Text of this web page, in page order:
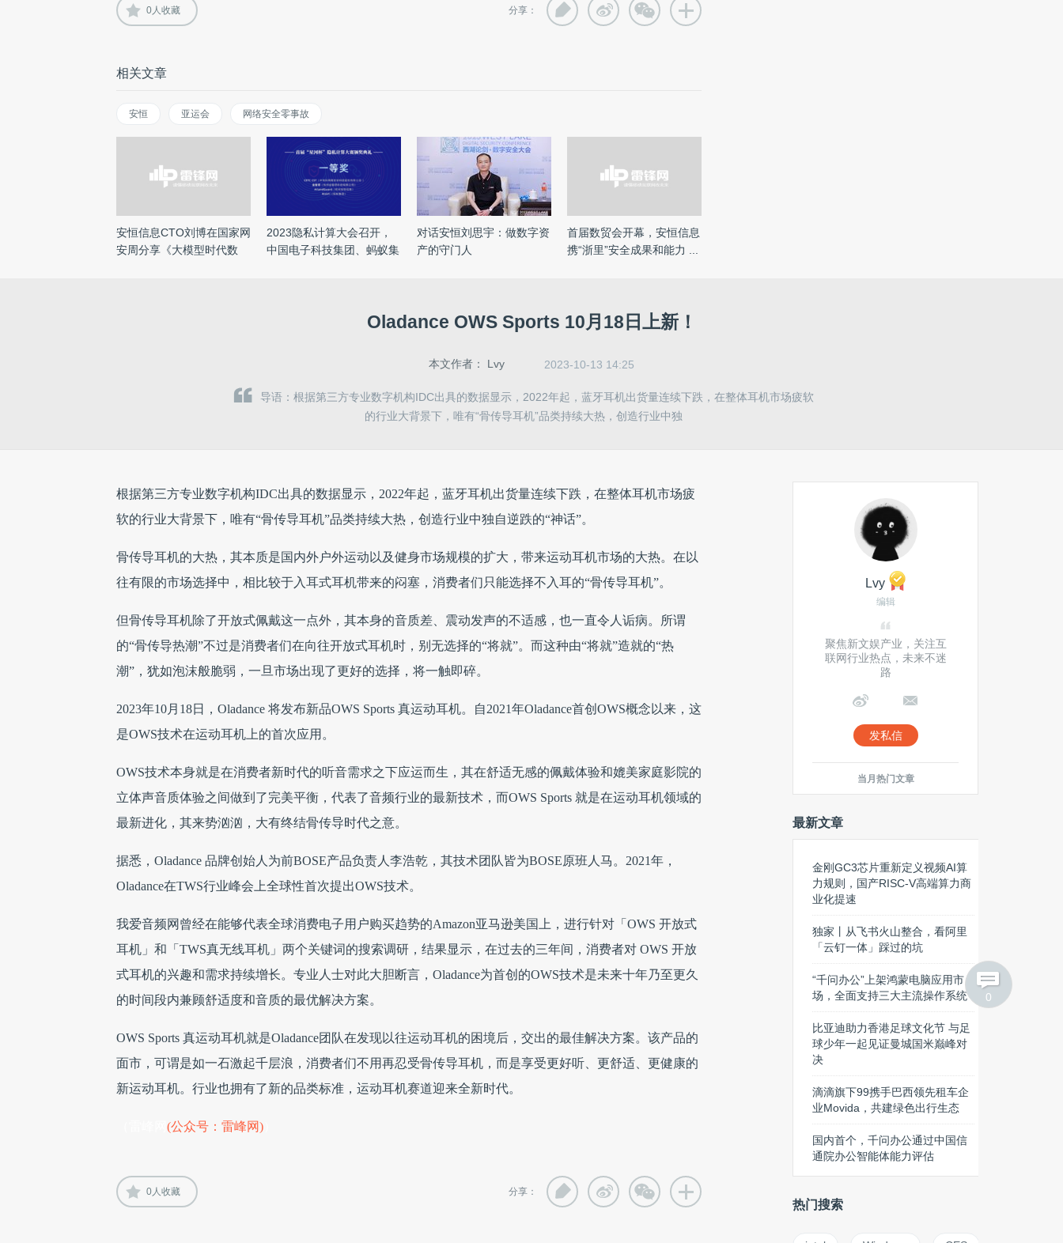
0
0人收藏 分享：
相关文章
安恒 亚运会 网络安全零事故
安恒信息CTO刘博在国家网
安周分享《大模型时代数
2023隐私计算大会召开，
中国电子科技集团、蚂蚁集
对话安恒刘思宇：做数字资
产的守门人
首届数贸会开幕，安恒信息
携“浙里”安全成果和能力 ...
Oladance OWS Sports 10月18日上新！
本文作者： Lvy 2023-10-13 14:25
导语：根据第三方专业数字机构IDC出具的数据显示，2022年起，蓝牙耳机出货量连续下跌，在整体耳机市场疲软
的行业大背景下，唯有“骨传导耳机”品类持续大热，创造行业中独
根据第三方专业数字机构IDC出具的数据显示，2022年起，蓝牙耳机出货量连续下跌，在整体耳机市场疲
软的行业大背景下，唯有“骨传导耳机”品类持续大热，创造行业中独自逆跌的“神话”。
骨传导耳机的大热，其本质是国内外户外运动以及健身市场规模的扩大，带来运动耳机市场的大热。在以
往有限的市场选择中，相比较于入耳式耳机带来的闷塞，消费者们只能选择不入耳的“骨传导耳机”。
但骨传导耳机除了开放式佩戴这一点外，其本身的音质差、震动发声的不适感，也一直令人诟病。所谓
的“骨传导热潮”不过是消费者们在向往开放式耳机时，别无选择的“将就”。而这种由“将就”造就的“热
潮”，犹如泡沫般脆弱，一旦市场出现了更好的选择，将一触即碎。
2023年10月18日，Oladance 将发布新品OWS Sports 真运动耳机。自2021年Oladance首创OWS概念以来，这
是OWS技术在运动耳机上的首次应用。
OWS技术本身就是在消费者新时代的听音需求之下应运而生，其在舒适无感的佩戴体验和媲美家庭影院的
立体声音质体验之间做到了完美平衡，代表了音频行业的最新技术，而OWS Sports 就是在运动耳机领域的
最新进化，其来势汹汹，大有终结骨传导时代之意。
据悉，Oladance 品牌创始人为前BOSE产品负责人李浩乾，其技术团队皆为BOSE原班人马。2021年，
Oladance在TWS行业峰会上全球性首次提出OWS技术。
我爱音频网曾经在能够代表全球消费电子用户购买趋势的Amazon亚马逊美国上，进行针对「OWS 开放式
耳机」和「TWS真无线耳机」两个关键词的搜索调研，结果显示，在过去的三年间，消费者对 OWS 开放
式耳机的兴趣和需求持续增长。专业人士对此大胆断言，Oladance为首创的OWS技术是未来十年乃至更久
的时间段内兼顾舒适度和音质的最优解决方案。
OWS Sports 真运动耳机就是Oladance团队在发现以往运动耳机的困境后，交出的最佳解决方案。该产品的
面市，可谓是如一石激起千层浪，消费者们不用再忍受骨传导耳机，而是享受更好听、更舒适、更健康的
新运动耳机。行业也拥有了新的品类标准，运动耳机赛道迎来全新时代。
(公众号：雷峰网)
0人收藏 分享：
Lvy
编辑
聚焦新文娱产业，关注互
联网行业热点，未来不迷
路
发私信
当月热门文章
最新文章
金刚GC3芯片重新定义视频AI算
力规则，国产RISC-V高端算力商
业化提速
独家丨从飞书火山整合，看阿里
「云钉一体」踩过的坑
“千问办公”上架鸿蒙电脑应用市
场，全面支持三大主流操作系统
比亚迪助力香港足球文化节 与足
球少年一起见证曼城国米巅峰对
决
滴滴旗下99携手巴西领先租车企
业Movida，共建绿色出行生态
国内首个，千问办公通过中国信
通院办公智能体能力评估
热门搜索